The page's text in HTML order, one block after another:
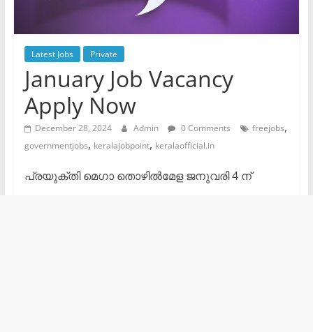
Latest Jobs Private
January Job Vacancy
Apply Now
December 28, 2024 Admin 0 Comments freejobs,
governmentjobs, keralajobpoint, keralaofficial.in
പ്രയുക്തി മെഗാ തൊഴില്‍മേള ജനുവരി 4 ന്